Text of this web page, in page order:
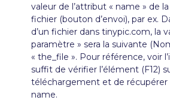
valeur de l’attribut « name » de
fichier (bouton d’envoi), par ex.
d’un fichier dans tinypic.com, la
paramètre » sera la suivante
« the_file ». Pour référence, voir
suffit de vérifier l’élément (F12)
téléchargement et de récupérer
name.